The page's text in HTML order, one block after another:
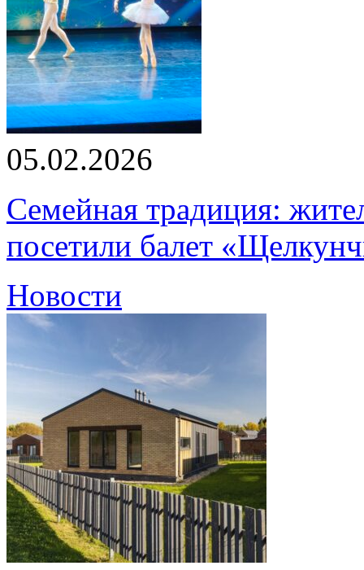
05.02.2026
Семейная традиция:
посетили балет
Новости